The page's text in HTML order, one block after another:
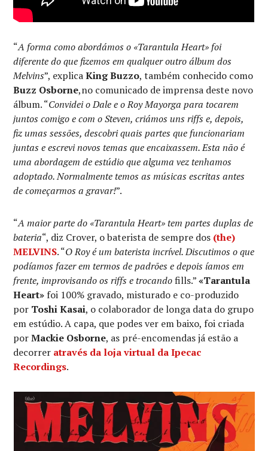
“A forma como abordámos o «Tarantula Heart» foi
diferente do que fizemos em qualquer outro álbum dos
Melvins”, explicaKing Buzzo, também conhecido como
Buzz Osborne,no comunicado de imprensa deste novo
álbum. “Convidei o Dale e o Roy Mayorga para tocarem
juntos comigo e com o Steven, criámos uns riffs e, depois,
fiz umas sessões, descobri quais partes que funcionariam
juntas e escrevi novos temas que encaixassem. Esta não é
uma abordagem de estúdio que alguma vez tenhamos
adoptado. Normalmente temos as músicas escritas antes
de começarmos a gravar!”.
“A maior parte do «Tarantula Heart» tem partes duplas de
bateria“, diz Crover, o baterista de sempre dos (the)
MELVINS. “O Roy é um baterista incrível. Discutimos o que
podíamos fazer em termos de padrões e depois íamos em
frente, improvisando os riffs e trocandofills.”«Tarantula
Heart» foi 100% gravado, misturado e co-produzido
por Toshi Kasai, o colaborador de longa data do grupo
em estúdio. A capa, que podes ver em baixo, foi criada
porMackie Osborne, as pré-encomendas já estão a
decorrer através da loja virtual da Ipecac
Recordings.